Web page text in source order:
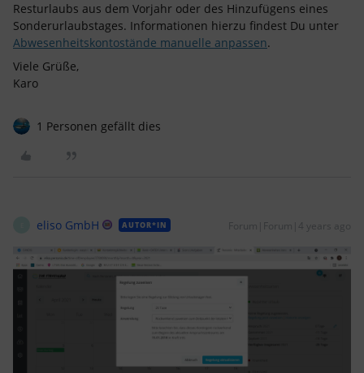
Resturlaubs aus dem Vorjahr oder des Hinzufügens eines
Sonderurlaubstages. Informationen hierzu findest Du unter
Abwesenheitskontostände manuelle anpassen.
Viele Grüße,
Karo
1 Personen gefällt dies
eliso GmbH AUTOR*IN Forum|Forum|4 years ago